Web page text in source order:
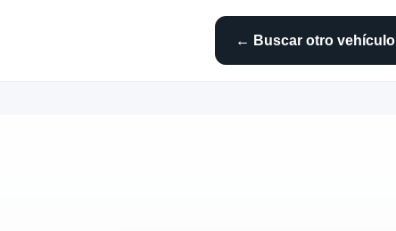
← Buscar otro vehículo